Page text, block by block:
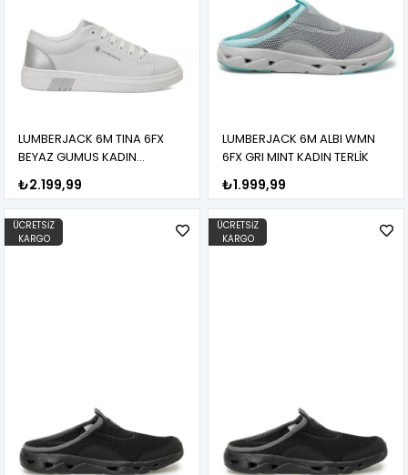
LUMBERJACK 6M TINA 6FX
BEYAZ GUMUS KADIN
₺2.199,99
LUMBERJACK 6M ALBI WMN
6FX GRI MINT KADIN TERLİK
₺1.999,99
ÜCRETSIZ
KARGO
ÜCRETSIZ
KARGO